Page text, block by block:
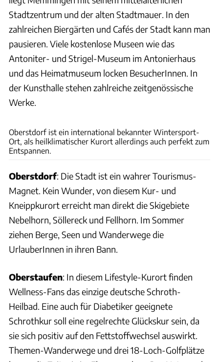
Stadtzentrum und der alten Stadtmauer. In den
zahlreichen Biergärten und Cafés der Stadt kann man
pausieren. Viele kostenlose Museen wie das
Antoniter- und Strigel-Museum im Antonierhaus
und das Heimatmuseum locken BesucherInnen. In
der Kunsthalle stehen zahlreiche zeitgenössische
Werke.
Oberstdorf ist ein international bekannter Wintersport-
Ort, als heilklimatischer Kurort allerdings auch perfekt zum
Entspannen.
Oberstdorf: Die Stadt ist ein wahrer Tourismus-
Magnet. Kein Wunder, von diesem Kur- und
Kneippkurort erreicht man direkt die Skigebiete
Nebelhorn, Söllereck und Fellhorn. Im Sommer
ziehen Berge, Seen und Wanderwege die
UrlauberInnen in ihren Bann.
Oberstaufen: In diesem Lifestyle-Kurort finden
Wellness-Fans das einzige deutsche Schroth-
Heilbad. Eine auch für Diabetiker geeignete
Schrothkur soll eine regelrechte Glückskur sein, da
sie sich positiv auf den Fettstoffwechsel auswirkt.
Themen-Wanderwege und drei 18-Loch-Golfplätze